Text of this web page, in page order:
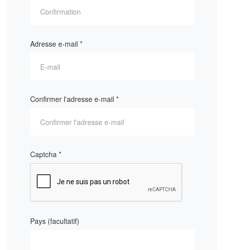
Adresse e-mail *
Confirmer l'adresse e-mail *
Captcha *
Pays (facultatif)